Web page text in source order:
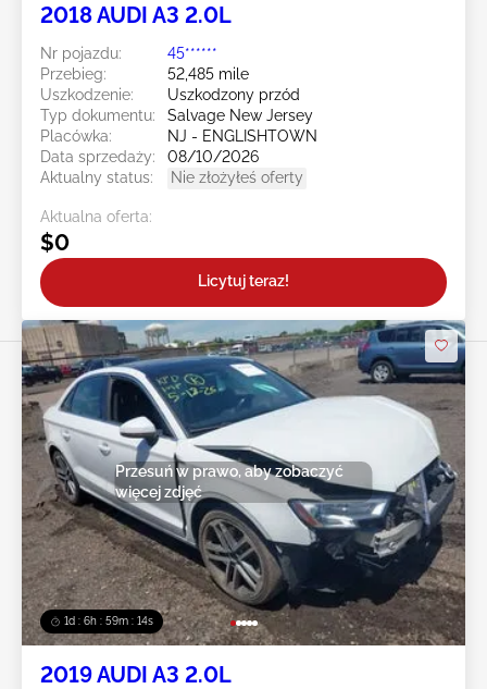
2018 AUDI A3 2.0L
Nr pojazdu:
45******
Przebieg:
52,485 mile
Uszkodzenie:
Uszkodzony przód
Typ dokumentu:
Salvage New Jersey
Placówka:
NJ - ENGLISHTOWN
Data sprzedaży:
08/10/2026
Aktualny status:
Nie złożyłeś oferty
Aktualna oferta:
$0
Licytuj teraz!
1d : 6h : 59m : 11s
Przesuń w prawo, aby zobaczyć
więcej zdjęć
2019 AUDI A3 2.0L